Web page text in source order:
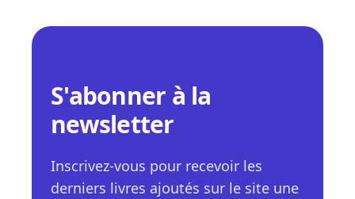
S'abonner à la
newsletter
Inscrivez-vous pour recevoir les
derniers livres ajoutés sur le site une